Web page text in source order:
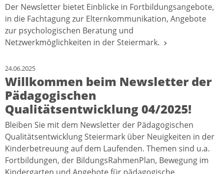
Der Newsletter bietet Einblicke in Fortbildungsangebote,
in die Fachtagung zur Elternkommunikation, Angebote
zur psychologischen Beratung und
Netzwerkmöglichkeiten in der Steiermark.
24.06.2025
Willkommen beim Newsletter der
Pädagogischen
Qualitätsentwicklung 04/2025!
Bleiben Sie mit dem Newsletter der Pädagogischen
Qualitätsentwicklung Steiermark über Neuigkeiten in der
Kinderbetreuung auf dem Laufenden. Themen sind u.a.
Fortbildungen, der BildungsRahmenPlan, Bewegung im